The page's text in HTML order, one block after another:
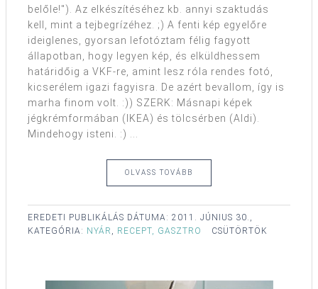
belőle!"). Az elkészítéséhez kb. annyi szaktudás
kell, mint a tejbegrízéhez. ;) A fenti kép egyelőre
ideiglenes, gyorsan lefotóztam félig fagyott
állapotban, hogy legyen kép, és elküldhessem
határidőig a VKF-re, amint lesz róla rendes fotó,
kicserélem igazi fagyisra. De azért bevallom, így is
marha finom volt. :)) SZERK: Másnapi képek
jégkrémformában (IKEA) és tölcsérben (Aldi).
Mindehogy isteni. :) ...
OLVASS TOVÁBB
EREDETI PUBLIKÁLÁS DÁTUMA: 2011. JÚNIUS 30.,
CSÜTÖRTÖK
KATEGÓRIA: NYÁR , RECEPT, GASZTRO